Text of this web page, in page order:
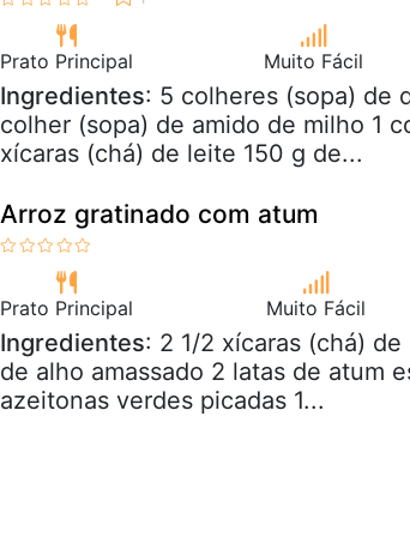
Prato Principal Muito Fácil
Ingredientes: 5 colheres (sopa) de
colher (sopa) de amido de milho 1
xícaras (chá) de leite 150 g de...
Arroz gratinado com atum
Prato Principal Muito Fácil
Ingredientes: 2 1/2 xícaras (chá)
de alho amassado 2 latas de atum
azeitonas verdes picadas 1...